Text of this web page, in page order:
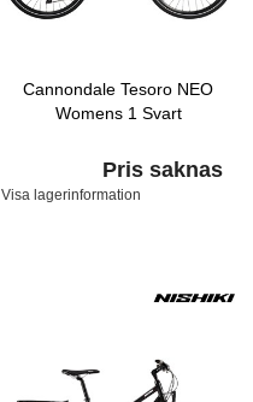
Cannondale Tesoro NEO
Womens 1 Svart
Pris saknas
Visa lagerinformation